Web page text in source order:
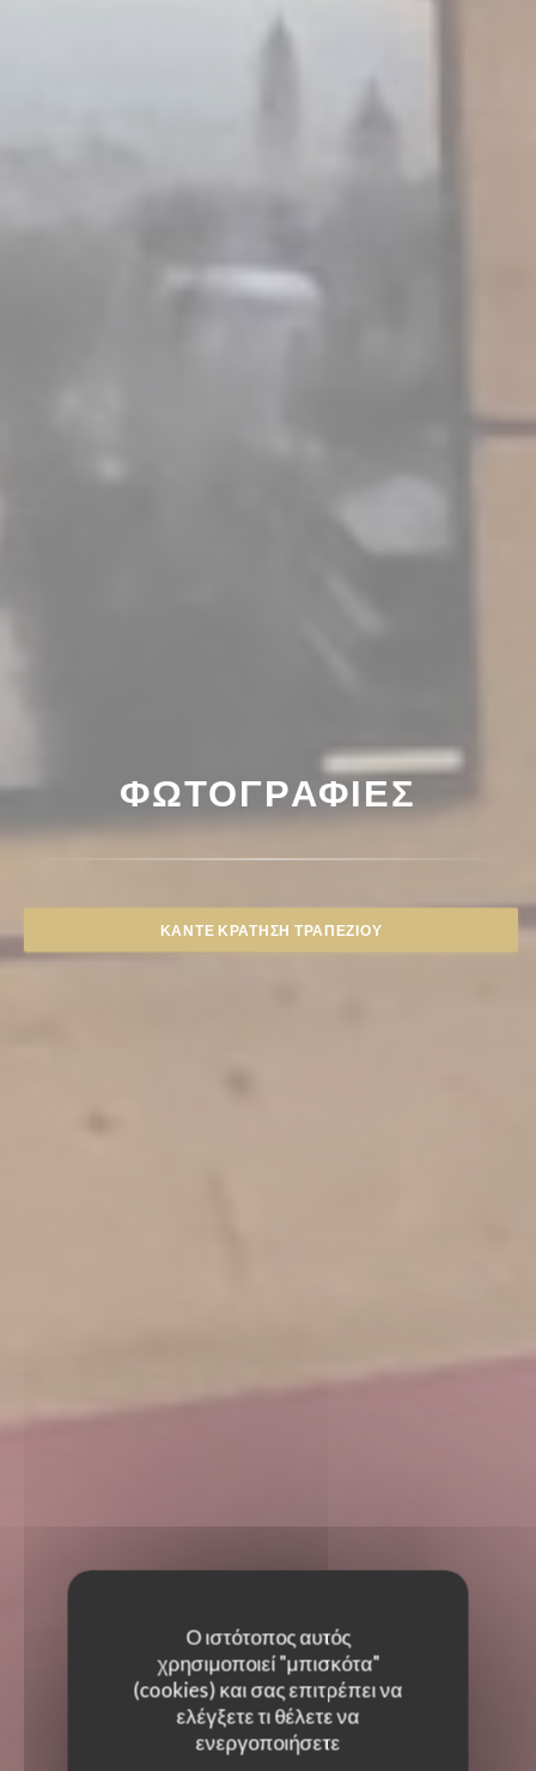
Ο ιστότοπος αυτός
χρησιμοποιεί "μπισκότα"
(cookies) και σας επιτρέπει να
ελέγξετε τι θέλετε να
ενεργοποιήσετε
ΦΩΤΟΓΡΑΦΊΕΣ
ΚΆΝΤΕ ΚΡΆΤΗΣΗ ΤΡΑΠΕΖΙΟΎ